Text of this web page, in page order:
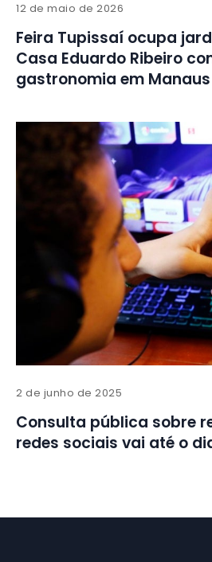
12 de maio de 2026
Feira Tupissaí ocupa
Casa Eduardo Ribeiro
gastronomia em Manaus
2 de junho de 2025
Consulta pública sobre
redes sociais vai até o